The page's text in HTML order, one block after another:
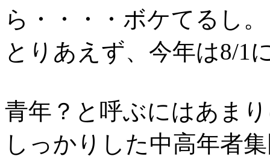
ら・・・・ボケてるし。
とりあえず、今年は8/1
青年？と呼ぶにはあま
しっかりした中高年者